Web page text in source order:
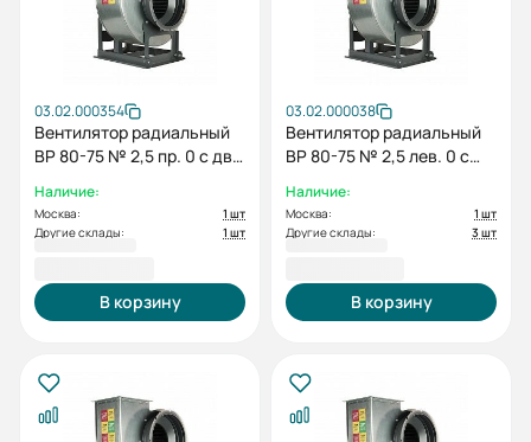
03.02.000354
Вентилятор радиальный
ВР 80-75 № 2,5 пр. 0 с дв.
Наличие:
Москва:
1 шт
Другие склады:
1 шт
В корзину
03.02.000038
Вентилятор радиальный
ВР 80-75 № 2,5 лев. 0 с
Наличие:
Москва:
1 шт
Другие склады:
3 шт
В корзину